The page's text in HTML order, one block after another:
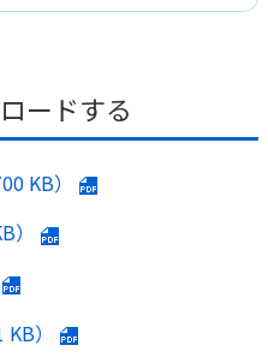
でかかる費用とは？
取り組み
ーシャルメディア
ードする
KB）
）
KB）